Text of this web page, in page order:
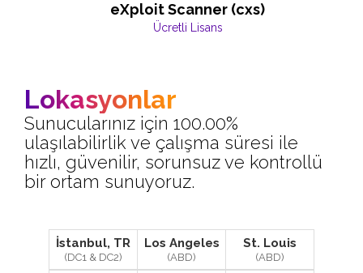
eXploit Scanner (cxs)
Ücretli Lisans
Lokasyonlar
Sunucularınız için 100.00%
ulaşılabilirlik ve çalışma süresi ile
hızlı, güvenilir, sorunsuz ve kontrollü
bir ortam sunuyoruz.
İstanbul, TR
(DC1 & DC2)
Los Angeles
(ABD)
St. Louis
(ABD)